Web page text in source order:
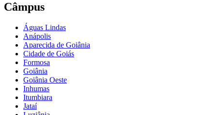
Câmpus
Águas Lindas
Anápolis
Aparecida de Goiânia
Cidade de Goiás
Formosa
Goiânia
Goiânia Oeste
Inhumas
Itumbiara
Jataí